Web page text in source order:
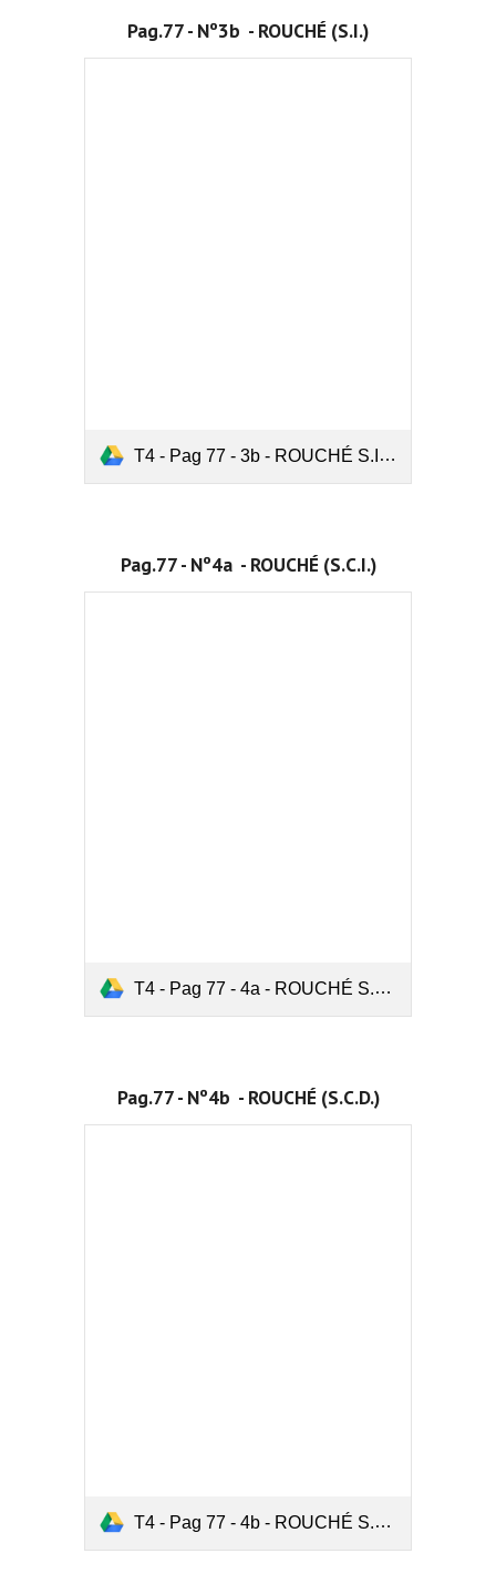
Pag.77 - Nº3b  - ROUCHÉ (S.I.)
T4 - Pag 77 - 3b - ROUCHÉ S.I..pdf
Pag.77 - Nº4a  - ROUCHÉ (S.C.I.)
T4 - Pag 77 - 4a - ROUCHÉ S.C.I..pdf
Pag.77 - Nº4b  - ROUCHÉ (S.C.D.)
T4 - Pag 77 - 4b - ROUCHÉ S.C.D..pdf